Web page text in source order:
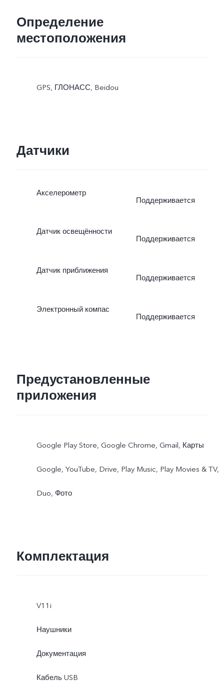
Определение
местоположения
GPS, ГЛОНАСС, Beidou
Датчики
Акселерометр
Поддерживается
Датчик освещённости
Поддерживается
Датчик приближения
Поддерживается
Электронный компас
Поддерживается
Предустановленные
приложения
Google Play Store, Google Chrome, Gmail, Карты
Google, YouTube, Drive, Play Music, Play Movies & TV,
Duo, Фото
Комплектация
V11i
Наушники
Документация
Кабель USB